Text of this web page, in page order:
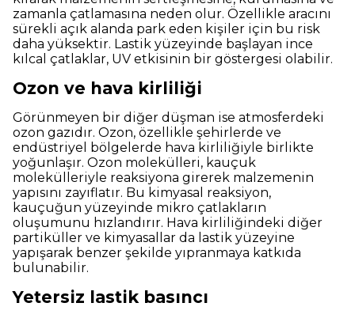
zamanla çatlamasına neden olur. Özellikle aracını
sürekli açık alanda park eden kişiler için bu risk
daha yüksektir. Lastik yüzeyinde başlayan ince
kılcal çatlaklar, UV etkisinin bir göstergesi olabilir.
Ozon ve hava kirliliği
Görünmeyen bir diğer düşman ise atmosferdeki
ozon gazıdır. Ozon, özellikle şehirlerde ve
endüstriyel bölgelerde hava kirliliğiyle birlikte
yoğunlaşır. Ozon molekülleri, kauçuk
molekülleriyle reaksiyona girerek malzemenin
yapısını zayıflatır. Bu kimyasal reaksiyon,
kauçuğun yüzeyinde mikro çatlakların
oluşumunu hızlandırır. Hava kirliliğindeki diğer
partiküller ve kimyasallar da lastik yüzeyine
yapışarak benzer şekilde yıpranmaya katkıda
bulunabilir.
Yetersiz lastik basıncı